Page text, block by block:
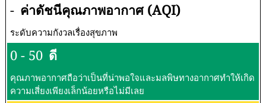
- ค่าดัชนีคุณภาพอากาศ (AQI)
ระดับความกังวลเรื่องสุขภาพ
0 - 50 ดี
คุณภาพอากาศถือว่าเป็นที่น่าพอใจและมลพิษทางอากาศทำให้เกิด
ความเสี่ยงเพียงเล็กน้อยหรือไม่มีเลย